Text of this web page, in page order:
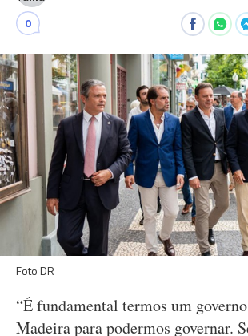
0
Foto DR
“É fundamental termos um
Madeira para podermos governar.